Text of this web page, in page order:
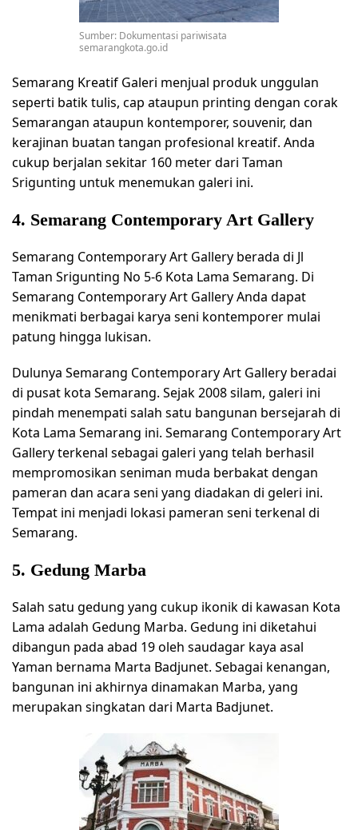
Sumber: Dokumentasi pariwisata
semarangkota.go.id
Semarang Kreatif Galeri menjual produk unggulan
seperti batik tulis, cap ataupun printing dengan corak
Semarangan ataupun kontemporer, souvenir, dan
kerajinan buatan tangan profesional kreatif. Anda
cukup berjalan sekitar 160 meter dari Taman
Srigunting untuk menemukan galeri ini.
4. Semarang Contemporary Art Gallery
Semarang Contemporary Art Gallery berada di Jl
Taman Srigunting No 5-6 Kota Lama Semarang. Di
Semarang Contemporary Art Gallery Anda dapat
menikmati berbagai karya seni kontemporer mulai
patung hingga lukisan.
Dulunya Semarang Contemporary Art Gallery beradai
di pusat kota Semarang. Sejak 2008 silam, galeri ini
pindah menempati salah satu bangunan bersejarah di
Kota Lama Semarang ini. Semarang Contemporary Art
Gallery terkenal sebagai galeri yang telah berhasil
mempromosikan seniman muda berbakat dengan
pameran dan acara seni yang diadakan di geleri ini.
Tempat ini menjadi lokasi pameran seni terkenal di
Semarang.
5. Gedung Marba
Salah satu gedung yang cukup ikonik di kawasan Kota
Lama adalah Gedung Marba. Gedung ini diketahui
dibangun pada abad 19 oleh saudagar kaya asal
Yaman bernama Marta Badjunet. Sebagai kenangan,
bangunan ini akhirnya dinamakan Marba, yang
merupakan singkatan dari Marta Badjunet.